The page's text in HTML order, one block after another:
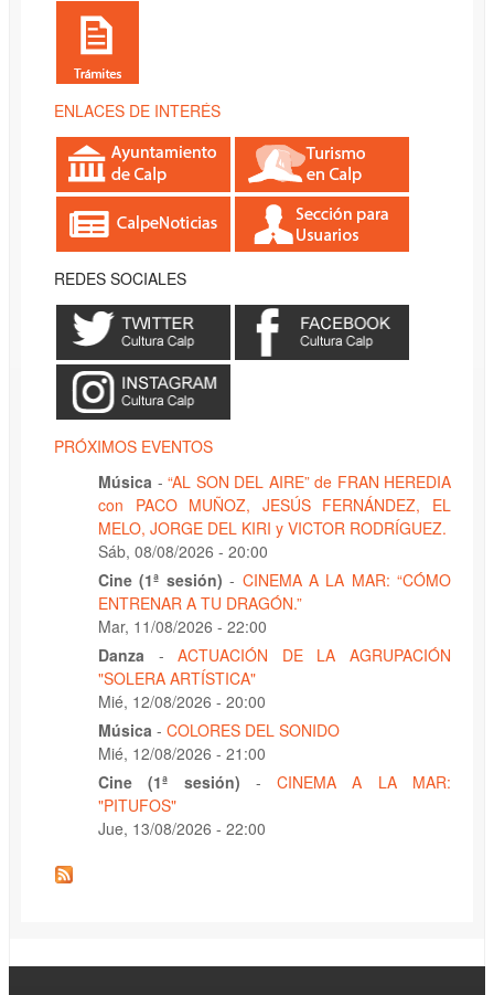
ENLACES DE INTERÉS
REDES SOCIALES
PRÓXIMOS EVENTOS
Música - “AL SON DEL AIRE” de FRAN HEREDIA
con PACO MUÑOZ, JESÚS FERNÁNDEZ, EL
MELO, JORGE DEL KIRI y VICTOR RODRÍGUEZ.
Sáb, 08/08/2026 - 20:00
Cine (1ª sesión) - CINEMA A LA MAR: “CÓMO
ENTRENAR A TU DRAGÓN.”
Mar, 11/08/2026 - 22:00
Danza
-ACTUACIÓN DE LA AGRUPACIÓN
"SOLERA ARTÍSTICA"
Mié, 12/08/2026 - 20:00
Música - COLORES DEL SONIDO
Mié, 12/08/2026 - 21:00
Cine (1ª sesión)
-CINEMA A LA MAR:
"PITUFOS"
Jue, 13/08/2026 - 22:00